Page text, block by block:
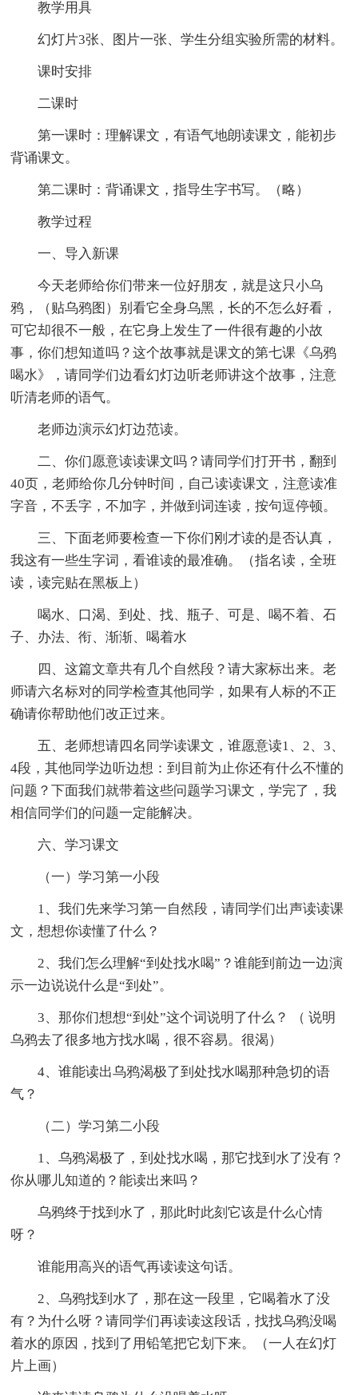
教学用具
幻灯片3张、图片一张、学生分组实验所需的材料。
课时安排
二课时
第一课时：理解课文，有语气地朗读课文，能初步
背诵课文。
第二课时：背诵课文，指导生字书写。（略）
教学过程
一、导入新课
今天老师给你们带来一位好朋友，就是这只小乌
鸦，（贴乌鸦图）别看它全身乌黑，长的不怎么好看，
可它却很不一般，在它身上发生了一件很有趣的小故
事，你们想知道吗？这个故事就是课文的第七课《乌鸦
喝水》，请同学们边看幻灯边听老师讲这个故事，注意
听清老师的语气。
老师边演示幻灯边范读。
二、你们愿意读读课文吗？请同学们打开书，翻到
40页，老师给你几分钟时间，自己读读课文，注意读准
字音，不丢字，不加字，并做到词连读，按句逗停顿。
三、下面老师要检查一下你们刚才读的是否认真，
我这有一些生字词，看谁读的最准确。（指名读，全班
读，读完贴在黑板上）
喝水、口渴、到处、找、瓶子、可是、喝不着、石
子、办法、衔、渐渐、喝着水
四、这篇文章共有几个自然段？请大家标出来。老
师请六名标对的同学检查其他同学，如果有人标的不正
确请你帮助他们改正过来。
五、老师想请四名同学读课文，谁愿意读1、2、3、
4段，其他同学边听边想：到目前为止你还有什么不懂的
问题？下面我们就带着这些问题学习课文，学完了，我
相信同学们的问题一定能解决。
六、学习课文
（一）学习第一小段
1、我们先来学习第一自然段，请同学们出声读读课
文，想想你读懂了什么？
2、我们怎么理解“到处找水喝”？谁能到前边一边演
示一边说说什么是“到处”。
3、那你们想想“到处”这个词说明了什么？ （ 说明
乌鸦去了很多地方找水喝，很不容易。很渴）
4、谁能读出乌鸦渴极了到处找水喝那种急切的语
气？
（二）学习第二小段
1、乌鸦渴极了，到处找水喝，那它找到水了没有？
你从哪儿知道的？能读出来吗？
乌鸦终于找到水了，那此时此刻它该是什么心情
呀？
谁能用高兴的语气再读读这句话。
2、乌鸦找到水了，那在这一段里，它喝着水了没
有？为什么呀？请同学们再读读这段话，找找乌鸦没喝
着水的原因，找到了用铅笔把它划下来。（一人在幻灯
片上画）